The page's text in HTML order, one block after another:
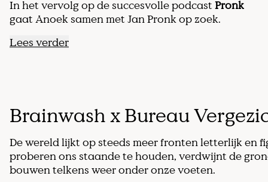
In het vervolg op de succesvolle podcastPronk
gaat Anoek samen met Jan Pronk op zoek.
Lees verder
Brainwash x Bureau
De wereld lijkt op steeds meer fronten letterlijk en
proberen ons staande te houden, verdwijnt de
bouwen telkens weer onder onze voeten.